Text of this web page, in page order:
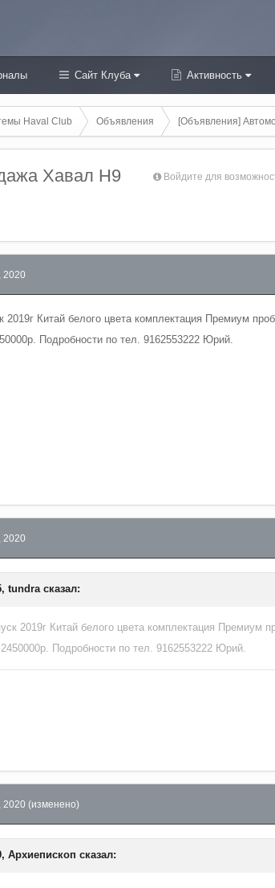
Сайт Клуба Активность
Haval Club Объявления [Объявления]
Войдите для
Хавал Н9
2020
Китай белого цвета комплектация Премиум
Подробности по тел. 9162553222 Юрий.
2020
tundraсказал:
2019г Китай белого цвета комплектация Премиум
Подробности по тел. 9162553222 Юрий.
2020 (изменено)
Архиепископ сказал: